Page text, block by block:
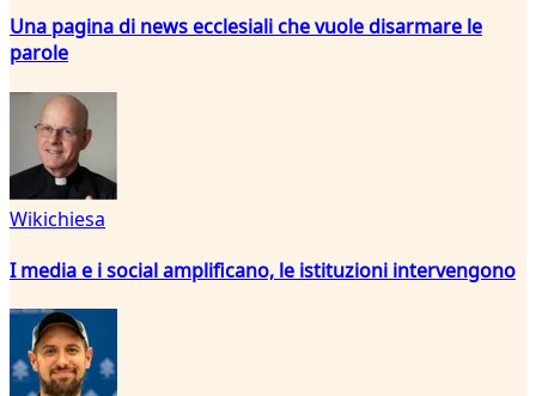
Una pagina di news ecclesiali che vuole disarmare le
parole
Wikichiesa
I media e i social amplificano, le istituzioni intervengono